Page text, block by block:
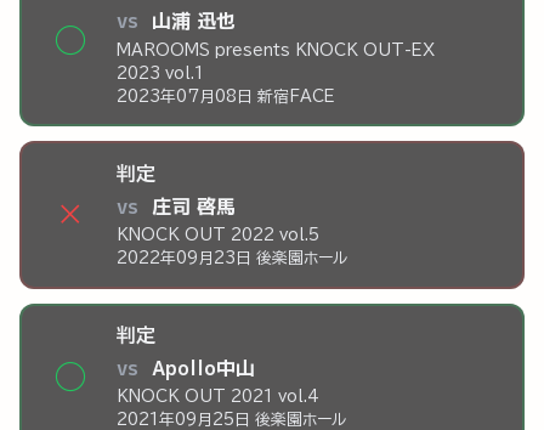
◯
vs 山浦 迅也
MAROOMS presents KNOCK OUT-EX
2023 vol.1
2023年07月08日 新宿FACE
×
判定
vs 庄司 啓馬
KNOCK OUT 2022 vol.5
2022年09月23日 後楽園ホール
◯
判定
vs Apollo中山
KNOCK OUT 2021 vol.4
2021年09月25日 後楽園ホール